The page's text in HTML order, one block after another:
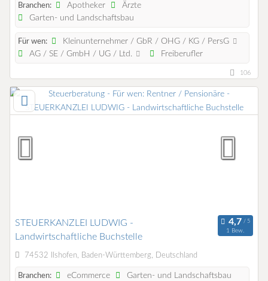
Branchen: Apotheker
Ärzte
Garten- und Landschaftsbau
Für wen:
Kleinunternehmer / GbR / OHG / KG / PersG
AG / SE / GmbH / UG / Ltd.
Freiberufler
106
STEUERKANZLEI LUDWIG -
Landwirtschaftliche Buchstelle
1 Bew.
74532 Ilshofen, Baden-Württemberg, Deutschland
Branchen: eCommerce
Garten- und Landschaftsbau